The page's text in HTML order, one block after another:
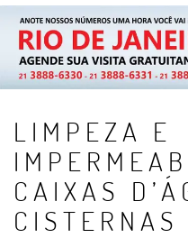
LIMPEZA E
CAIXAS
CISTERNAS